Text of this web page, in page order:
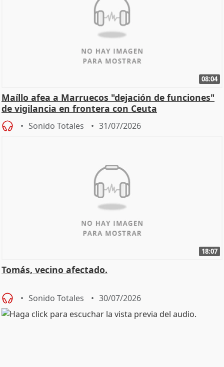
08:04
Maíllo afea a Marruecos "dejación de funciones"
de vigilancia en frontera con Ceuta
Sonido Totales 31/07/2026
18:07
Tomás, vecino afectado.
Sonido Totales 30/07/2026